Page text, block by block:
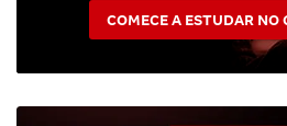
COMECE A ESTUDAR NO